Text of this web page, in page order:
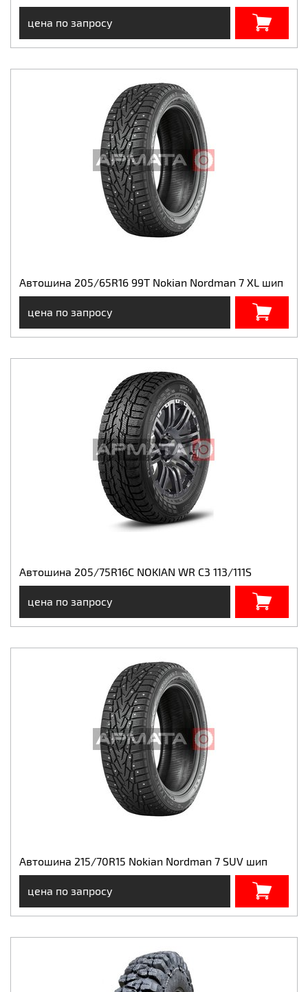
цена по запросу
Автошина 205/65R16 99T Nokian Nordman 7 XL шип
цена по запросу
Автошина 205/75R16C NOKIAN WR C3 113/111S
цена по запросу
Автошина 215/70R15 Nokian Nordman 7 SUV шип
цена по запросу